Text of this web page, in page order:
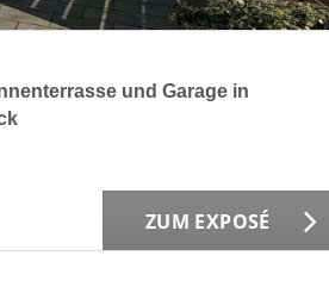
und Garage in
ZUM EXPOSÉ